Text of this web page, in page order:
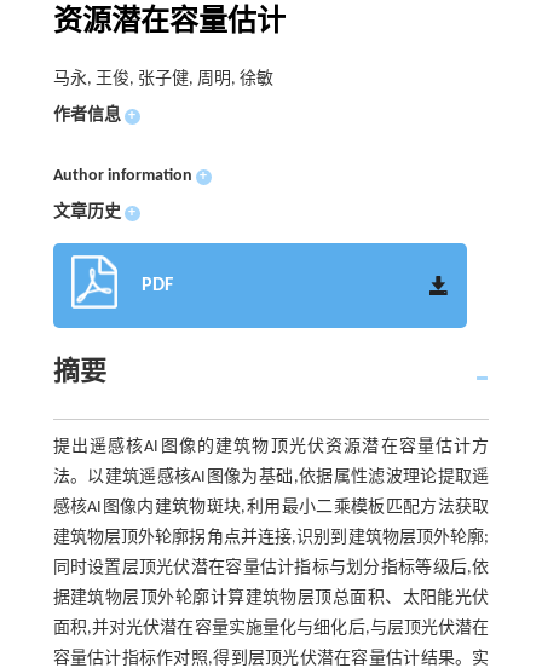
资源潜在容量估计
马永, 王俊, 张子健, 周明, 徐敏
作者信息 +
Author information +
文章历史 +
PDF
摘要
提出遥感核AI图像的建筑物顶光伏资源潜在容量估计方
法。以建筑遥感核AI图像为基础,依据属性滤波理论提取遥
感核AI图像内建筑物斑块,利用最小二乘模板匹配方法获取
建筑物层顶外轮廓拐角点并连接,识别到建筑物层顶外轮廓;
同时设置层顶光伏潜在容量估计指标与划分指标等级后,依
据建筑物层顶外轮廓计算建筑物层顶总面积、太阳能光伏
面积,并对光伏潜在容量实施量化与细化后,与层顶光伏潜在
容量估计指标作对照,得到层顶光伏潜在容量估计结果。实